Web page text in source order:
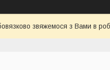
звяжемося з Вами в